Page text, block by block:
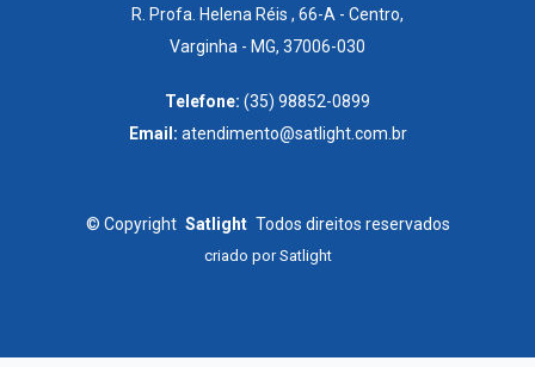
R. Profa. Helena Réis , 66-A - Centro,
Varginha - MG, 37006-030
Telefone: (35) 98852-0899
Email: atendimento@satlight.com.br
© Copyright Satlight Todos direitos reservados
criado porSatlight